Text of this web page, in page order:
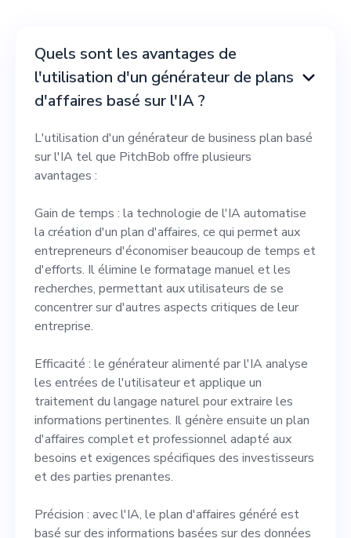
Quels sont les avantages de
l'utilisation d'un générateur de plans
d'affaires basé sur l'IA ?
L'utilisation d'un générateur de business plan basé
sur l'IA tel que PitchBob offre plusieurs
avantages :
Gain de temps : la technologie de l'IA automatise
la création d'un plan d'affaires, ce qui permet aux
entrepreneurs d'économiser beaucoup de temps et
d'efforts. Il élimine le formatage manuel et les
recherches, permettant aux utilisateurs de se
concentrer sur d'autres aspects critiques de leur
entreprise.
Efficacité : le générateur alimenté par l'IA analyse
les entrées de l'utilisateur et applique un
traitement du langage naturel pour extraire les
informations pertinentes. Il génère ensuite un plan
d'affaires complet et professionnel adapté aux
besoins et exigences spécifiques des investisseurs
et des parties prenantes.
Précision : avec l'IA, le plan d'affaires généré est
basé sur des informations basées sur des données